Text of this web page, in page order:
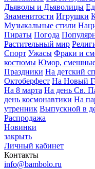
Дьяволы и Дьяволицы
Знаменитости Игрушки
Музыкальные стили
Пираты Погода
Растительный мир
Спорт Ужасы Фраки и
костюмы Юмор,
Праздники На детский
Октоберфест На Новый
На 8 марта На день Св.
день космонавтики На
утренник Выпускной в
Распродажа
Новинки
закрыть
Личный кабинет
Контакты
info@bambolo.ru